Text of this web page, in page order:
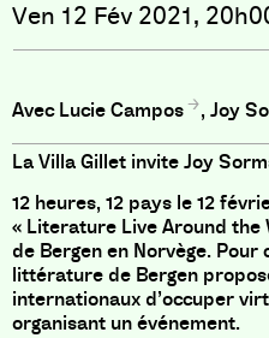
Ven 12 Fév 2021,
Lucie Campos ,Joy
La Villa Gillet invite Joy
12 heures, 12 pays le 12
« Literature Live Around
de Bergen en Norvège.
littérature de Bergen
internationaux d’occuper
organisant un événement.